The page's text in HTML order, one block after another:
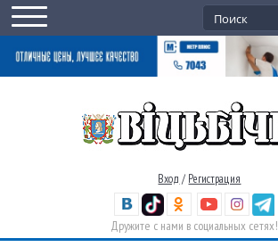
Вход / Регистрация
Дружите с нами в социальных сетях!